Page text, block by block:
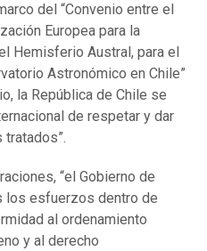
del “Convenio entre el
Europea para la
Hemisferio Austral, para el
Astronómico en Chile”
la República de Chile se
de respetar y dar
“el Gobierno de
los esfuerzos dentro de
al ordenamiento
y al derecho